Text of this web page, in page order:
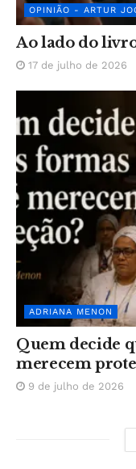
OPINIÃO - ARTUR
Ao lado do
17 de julho de 2026
ADRIANA MENON
Quem decide
merecem
9 de julho de 2026